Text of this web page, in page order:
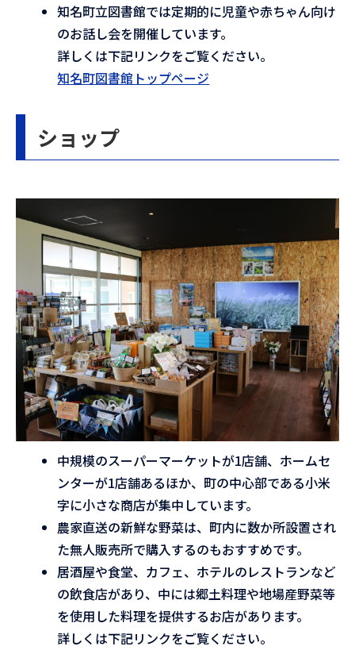
知名町立図書館では定期的に児童や赤ちゃん向け
のお話し会を開催しています。
詳しくは下記リンクをご覧ください。
知名町図書館トップページ
ショップ
中規模のスーパーマーケットが1店舗、ホームセ
ンターが1店舗あるほか、町の中心部である小米
字に小さな商店が集中しています。
農家直送の新鮮な野菜は、町内に数か所設置され
た無人販売所で購入するのもおすすめです。
居酒屋や食堂、カフェ、ホテルのレストランなど
の飲食店があり、中には郷土料理や地場産野菜等
を使用した料理を提供するお店があります。
詳しくは下記リンクをご覧ください。